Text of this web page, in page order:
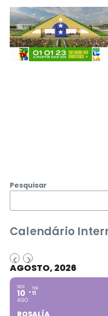
Pesquisar
Calendário
AGOSTO, 2026
SEG
10
AGO
TER
11
ROSALÍA